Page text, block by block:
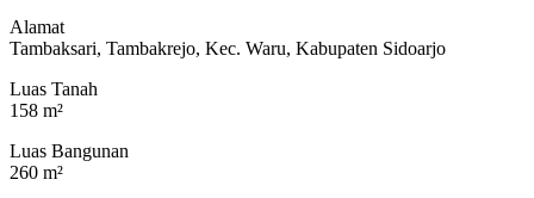
Alamat
Tambaksari, Tambakrejo, Kec. Waru, Kabupaten Sidoarjo
Luas Tanah
158 m²
Luas Bangunan
260 m²